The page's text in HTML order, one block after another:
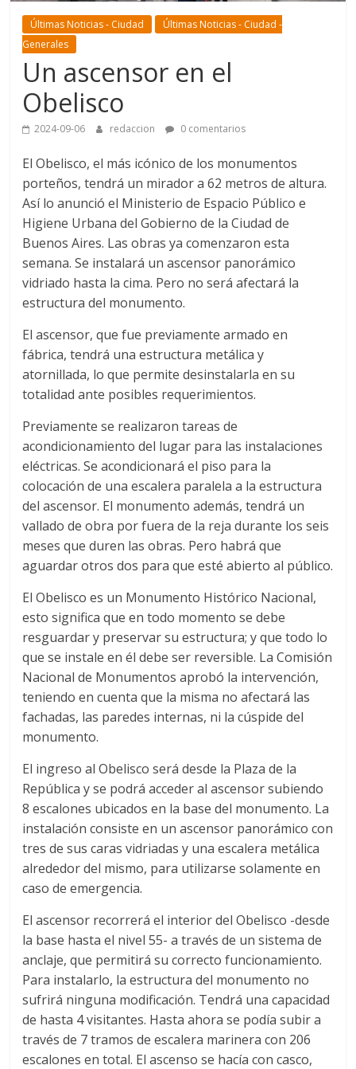
Últimas Noticias - Ciudad
Últimas Noticias - Ciudad -
Generales
Un ascensor en el
Obelisco
2024-09-06 redaccion 0 comentarios
El Obelisco, el más icónico de los monumentos
porteños, tendrá un mirador a 62 metros de altura.
Así lo anunció el Ministerio de Espacio Público e
Higiene Urbana del Gobierno de la Ciudad de
Buenos Aires. Las obras ya comenzaron esta
semana. Se instalará un ascensor panorámico
vidriado hasta la cima. Pero no será afectará la
estructura del monumento.
El ascensor, que fue previamente armado en
fábrica, tendrá una estructura metálica y
atornillada, lo que permite desinstalarla en su
totalidad ante posibles requerimientos.
Previamente se realizaron tareas de
acondicionamiento del lugar para las instalaciones
eléctricas. Se acondicionará el piso para la
colocación de una escalera paralela a la estructura
del ascensor. El monumento además, tendrá un
vallado de obra por fuera de la reja durante los seis
meses que duren las obras. Pero habrá que
aguardar otros dos para que esté abierto al público.
El Obelisco es un Monumento Histórico Nacional,
esto significa que en todo momento se debe
resguardar y preservar su estructura; y que todo lo
que se instale en él debe ser reversible. La Comisión
Nacional de Monumentos aprobó la intervención,
teniendo en cuenta que la misma no afectará las
fachadas, las paredes internas, ni la cúspide del
monumento.
El ingreso al Obelisco será desde la Plaza de la
República y se podrá acceder al ascensor subiendo
8 escalones ubicados en la base del monumento. La
instalación consiste en un ascensor panorámico con
tres de sus caras vidriadas y una escalera metálica
alrededor del mismo, para utilizarse solamente en
caso de emergencia.
El ascensor recorrerá el interior del Obelisco -desde
la base hasta el nivel 55- a través de un sistema de
anclaje, que permitirá su correcto funcionamiento.
Para instalarlo, la estructura del monumento no
sufrirá ninguna modificación. Tendrá una capacidad
de hasta 4 visitantes. Hasta ahora se podía subir a
través de 7 tramos de escalera marinera con 206
escalones en total. El ascenso se hacía con casco,